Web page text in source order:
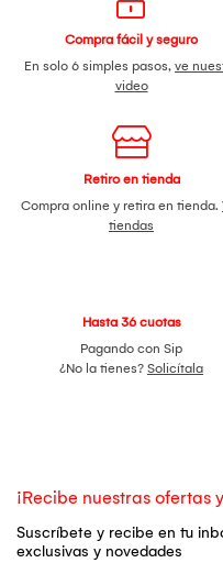
Compra fácil y seguro
En solo 6 simples pasos, ve
video
Retiro en tienda
Compra online y retira en tienda.
tiendas
Hasta 36 cuotas
Pagando con Sip
¿No la tienes? Solicítala
¡Recibe nuestras ofertas
Suscríbete y recibe en tu
exclusivas y novedades